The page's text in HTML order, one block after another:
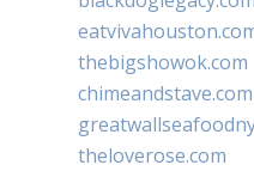
thebigshowok.com
chimeandstave.com
theloverose.com